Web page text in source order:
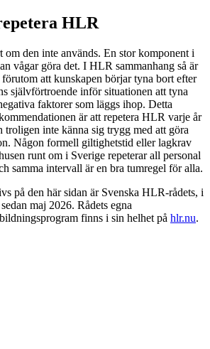
HLR
den inte används. En stor komponent i
vågar göra det. I HLR sammanhang så är
att kunskapen börjar tyna bort efter
självförtroende inför situationen att tyna
faktorer som läggs ihop. Detta
är att repetera HLR varje år
inte känna sig trygg med att göra
Någon formell giltighetstid eller lagkrav
runt om i Sverige repeterar all personal
samma intervall är en bra tumregel för alla.
på den här sidan är Svenska HLR-rådets, i
maj 2026. Rådets egna
finns i sin helhet på hlr.nu.